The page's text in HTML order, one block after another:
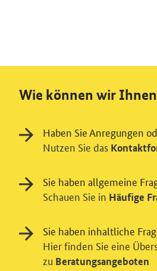
Wie können wir
Haben Sie Anregungen
Nutzen Sie das
Sie haben allgemeine
Schauen Sie in Häufige
Sie haben inhaltliche
Hier finden Sie eine
zu Beratungsangeboten